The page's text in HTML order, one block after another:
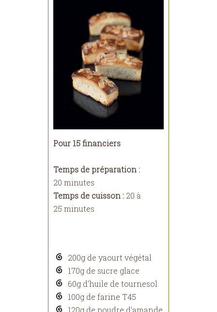
Pour 15 financiers
Temps de préparation :
20 minutes
Temps de cuisson : 20 à
25 minutes
200g de yaourt végétal
170g de sucre glace
60g d'huile de tournesol
100g de farine T45